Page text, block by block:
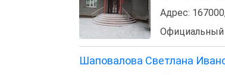
Адрес:
Официальный
Шаповалова Светлана